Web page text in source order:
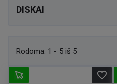
DISKAI
Rodoma: 1 - 5 iš 5
favorite_border